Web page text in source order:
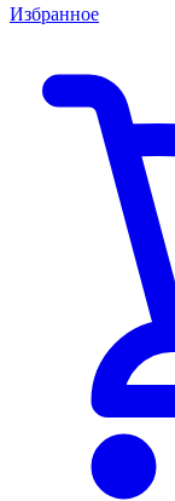
Избранное